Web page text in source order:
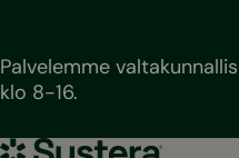
Palvelemme
klo 8-16.
Sustera